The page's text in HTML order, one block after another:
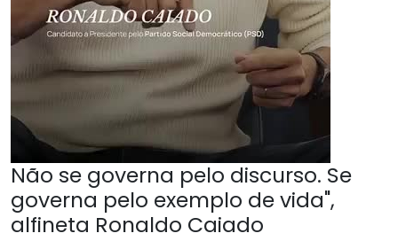
Não se governa pelo discurso. Se
governa pelo exemplo de vida",
alfineta Ronaldo Caiado